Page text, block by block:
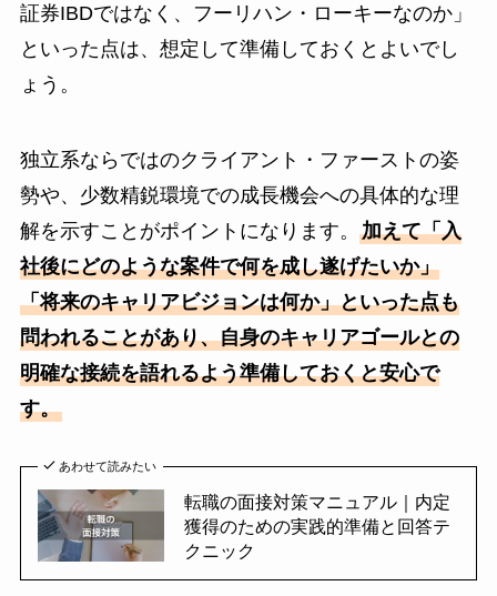
証券IBDではなく、フーリハン・ローキーなのか」
といった点は、想定して準備しておくとよいでし
ょう。
独立系ならではのクライアント・ファーストの姿
勢や、少数精鋭環境での成長機会への具体的な理
解を示すことがポイントになります。 加えて「入
社後にどのような案件で何を成し遂げたいか」
「将来のキャリアビジョンは何か」といった点も
問われることがあり、自身のキャリアゴールとの
明確な接続を語れるよう準備しておくと安心で
す。
あわせて読みたい
転職の面接対策マニュアル｜内定
獲得のための実践的準備と回答テ
クニック